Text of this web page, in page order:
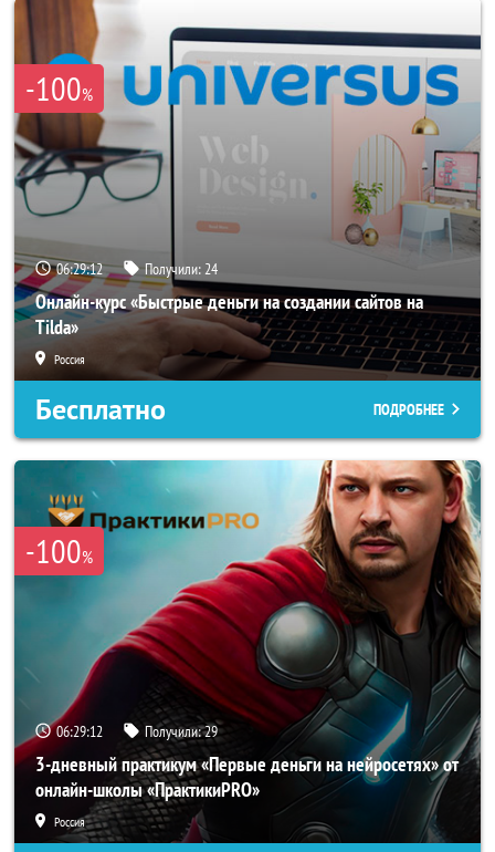
-100%
06:29:11 Получили:24
Онлайн-курс «Быстрые деньги на создании сайтов на
Tilda»
Россия
Бесплатно ПОДРОБНЕЕ
-100%
06:29:11 Получили:29
3-дневный практикум «Первые деньги на нейросетях» от
онлайн-школы «ПрактикиPRO»
Россия